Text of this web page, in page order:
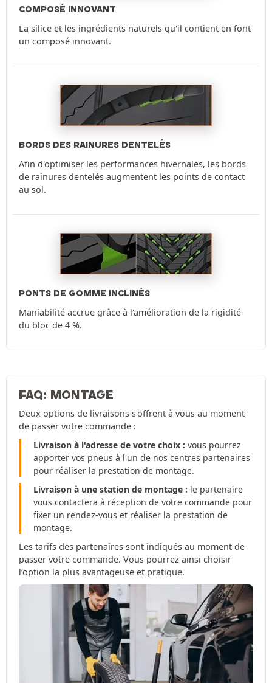
COMPOSÉ INNOVANT
La silice et les ingrédients naturels qu'il contient en font
un composé innovant.
BORDS DES RAINURES DENTELÉS
Afin d'optimiser les performances hivernales, les bords
de rainures dentelés augmentent les points de contact
au sol.
PONTS DE GOMME INCLINÉS
Maniabilité accrue grâce à l'amélioration de la rigidité
du bloc de 4 %.
FAQ: MONTAGE
Deux options de livraisons s'offrent à vous au moment
de passer votre commande :
Livraison à l'adresse de votre choix : vous pourrez
apporter vos pneus à l'un de nos centres partenaires
pour réaliser la prestation de montage.
Livraison à une station de montage : le partenaire
vous contactera à réception de votre commande pour
fixer un rendez-vous et réaliser la prestation de
montage.
Les tarifs des partenaires sont indiqués au moment de
passer votre commande. Vous pourrez ainsi choisir
l’option la plus avantageuse et pratique.